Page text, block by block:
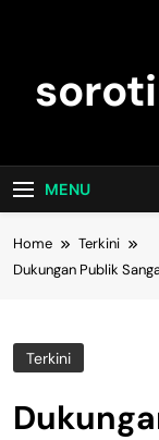
MENU
Home
Terkini
Dukungan Publik
Terkini